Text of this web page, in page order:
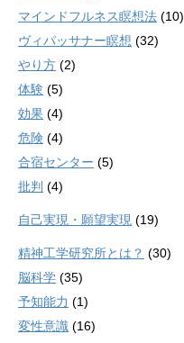
マインドフルネス瞑想法 (10)
ヴィパッサナー瞑想 (32)
やり方 (2)
体験 (5)
効果 (4)
危険 (4)
合宿センター (5)
批判 (4)
自己実現・願望実現 (19)
精神工学研究所とは？ (30)
脳科学 (35)
予知能力 (1)
変性意識 (16)